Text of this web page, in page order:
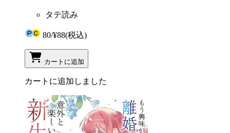
タテ読み
80/¥88(税込)
カートに追加
カートに追加しました